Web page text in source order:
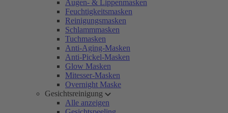
Augen- & Lippenmasken
Feuchtigkeitsmasken
Reinigungsmasken
Schlammmasken
Tuchmasken
Anti-Aging-Masken
Anti-Pickel-Masken
Glow Masken
Mitesser-Masken
Overnight Maske
Gesichtsreinigung
Alle anzeigen